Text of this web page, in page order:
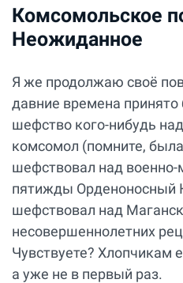
Комсомольское
Неожиданное
Я же продолжаю своё
давние времена принято
шефство кого-нибудь
комсомол (помните,
шефствовал над
пятижды Орденоносный
шефствовал над
несовершеннолетних
Чувствуете? Хлопчикам
а уже не в первый раз.